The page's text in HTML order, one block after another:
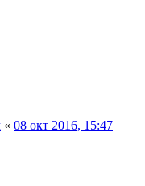
« 08 окт 2016, 15:47